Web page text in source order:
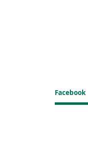
Facebook